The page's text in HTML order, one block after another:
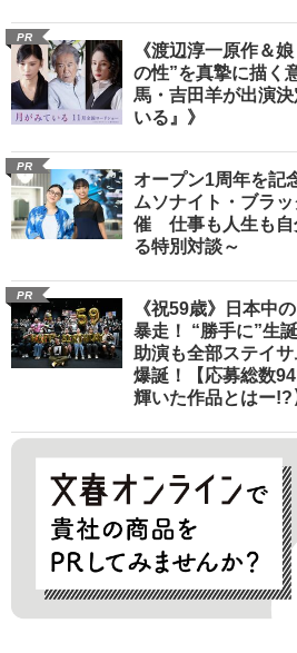
PR
《渡辺淳一原作＆
の性”を真摯に描く
馬・吉田羊が出演
いる』》
PR
オープン1周年を記
ムソナイト・ブラ
催 仕事も人生も自
る特別対談～
PR
《祝59歳》日本中
暴走！ “勝手に”生
助演も全部ステイサ
爆誕！【応募総数
輝いた作品とはー!?